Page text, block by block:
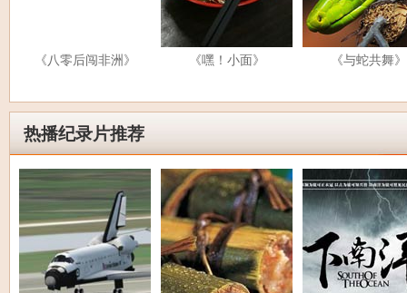
《八零后闯非洲》 《嘿！小面》 《与蛇共舞》
热播纪录片推荐